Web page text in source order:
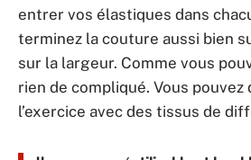
entrer vos élastiques dans
terminez la couture aussi bien
sur la largeur. Comme vous
rien de compliqué. Vous
l’exercice avec des tissus de